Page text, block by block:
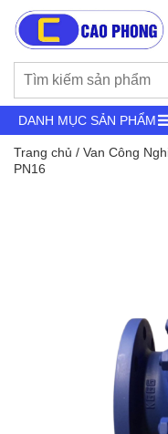
DANH MỤC SẢN PHẨM
Trang chủ / Van Công
PN16